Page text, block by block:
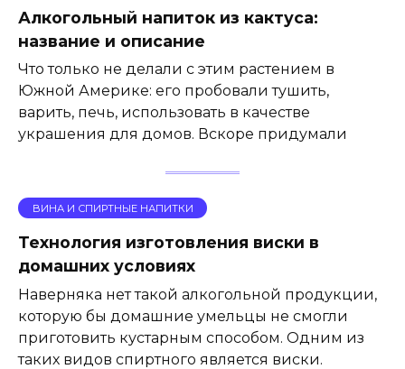
Алкогольный напиток из кактуса:
название и описание
Что только не делали с этим растением в
Южной Америке: его пробовали тушить,
варить, печь, использовать в качестве
украшения для домов. Вскоре придумали
ВИНА И СПИРТНЫЕ НАПИТКИ
Технология изготовления виски в
домашних условиях
Наверняка нет такой алкогольной продукции,
которую бы домашние умельцы не смогли
приготовить кустарным способом. Одним из
таких видов спиртного является виски.